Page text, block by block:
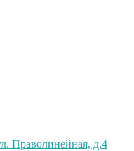
Праволинейная, д.4